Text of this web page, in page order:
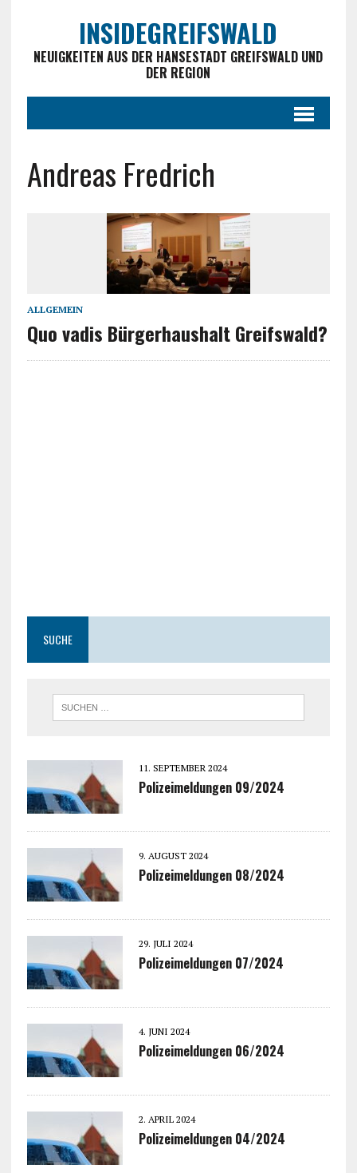
INSIDEGREIFSWALD
NEUIGKEITEN AUS DER HANSESTADT GREIFSWALD UND
DER REGION
Andreas Fredrich
ALLGEMEIN
Quo vadis Bürgerhaushalt Greifswald?
SUCHE
11. SEPTEMBER 2024
Polizeimeldungen 09/2024
9. AUGUST 2024
Polizeimeldungen 08/2024
29. JULI 2024
Polizeimeldungen 07/2024
4. JUNI 2024
Polizeimeldungen 06/2024
2. APRIL 2024
Polizeimeldungen 04/2024